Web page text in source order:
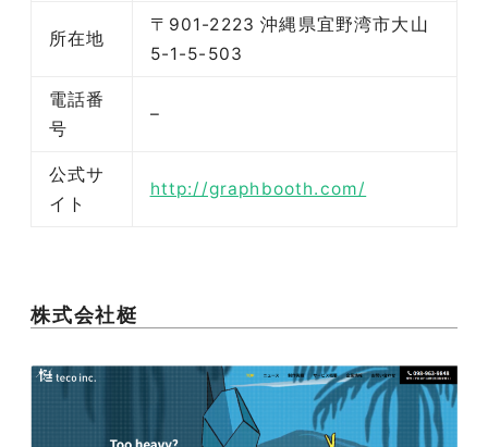
所在地
〒901-2223 沖縄県宜野湾市大山
5-1-5-503
電話番
号
–
公式サ
イト
http://graphbooth.com/
株式会社梃